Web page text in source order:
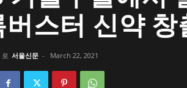
스터 신약 창
로 서울신문 - March 22, 2021